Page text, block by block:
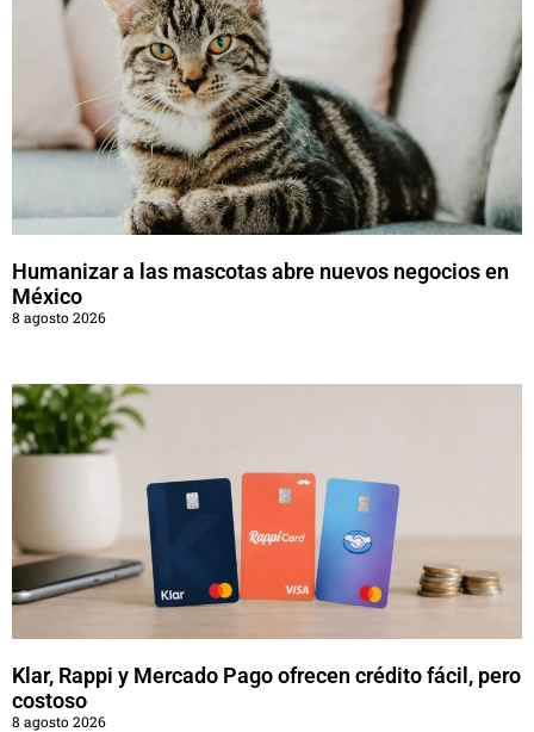
Humanizar a las mascotas abre nuevos negocios en
México
8 agosto 2026
Klar, Rappi y Mercado Pago ofrecen crédito fácil, pero
costoso
8 agosto 2026